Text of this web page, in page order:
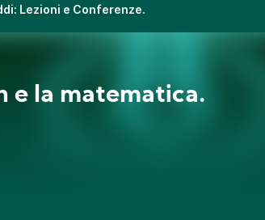
Lezioni e Conferenze.
e la matematica.